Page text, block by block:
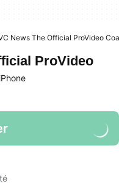
News The Official ProVideo
ProVideo